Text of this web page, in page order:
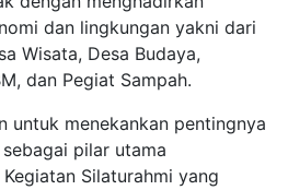
dan lingkungan yakni dari
Wisata, Desa Budaya,
dan Pegiat Sampah.
untuk menekankan pentingnya
pilar utama
Silaturahmi yang